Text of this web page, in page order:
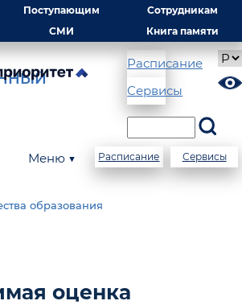
Поступающим
Сотрудникам
СМИ Книга памяти
Расписание
Сервисы
Меню ▼ Расписание Сервисы
образования
оценка